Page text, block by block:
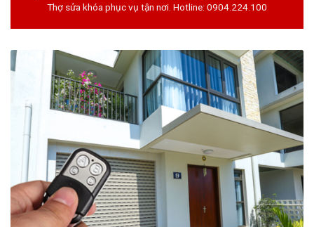
Thợ sửa khóa phục vụ tận nơi. Hotline: 0904.224.100